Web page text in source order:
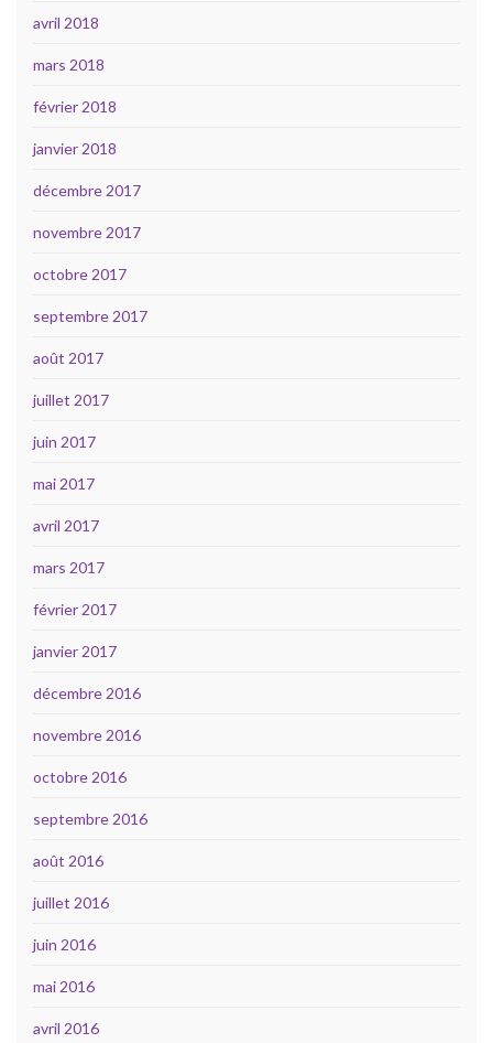
avril 2018
mars 2018
février 2018
janvier 2018
décembre 2017
novembre 2017
octobre 2017
septembre 2017
août 2017
juillet 2017
juin 2017
mai 2017
avril 2017
mars 2017
février 2017
janvier 2017
décembre 2016
novembre 2016
octobre 2016
septembre 2016
août 2016
juillet 2016
juin 2016
mai 2016
avril 2016